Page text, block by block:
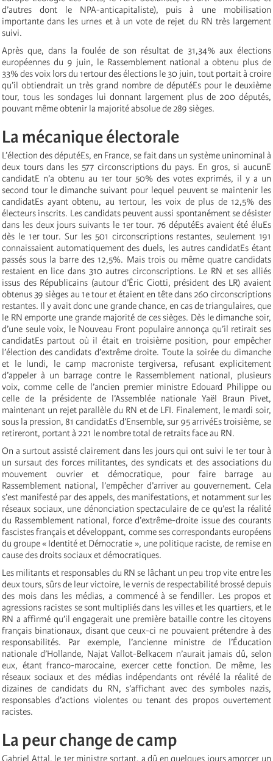
d’autres dont le NPA-anticapitaliste), puis à une mobilisation
importante dans les urnes et à un vote de rejet du RN très largement
suivi.
Après que, dans la foulée de son résultat de 31,34% aux élections
européennes du 9 juin, le Rassemblement national a obtenu plus de
33% des voix lors du 1ertour des élections le 30 juin, tout portait à croire
qu’il obtiendrait un très grand nombre de députéEs pour le deuxième
tour, tous les sondages lui donnant largement plus de 200 députés,
pouvant même obtenir la majorité absolue de 289 sièges.
La mécanique électorale
L’élection des députéEs, en France, se fait dans un système uninominal à
deux tours dans les 577 circonscriptions du pays. En gros, si aucunE
candidatE n’a obtenu au 1er tour 50% des votes exprimés, il y a un
second tour le dimanche suivant pour lequel peuvent se maintenir les
candidatEs ayant obtenu, au 1ertour, les voix de plus de 12,5% des
électeurs inscrits. Les candidats peuvent aussi spontanément se désister
dans les deux jours suivants le 1er tour. 76 députéEs avaient été éluEs
dès le 1er tour. Sur les 501 circonscriptions restantes, seulement 191
connaissaient automatiquement des duels, les autres candidatEs étant
passés sous la barre des 12,5%. Mais trois ou même quatre candidats
restaient en lice dans 310 autres circonscriptions. Le RN et ses alliés
issus des Républicains (autour d’Éric Ciotti, président des LR) avaient
obtenus 39 sièges au 1e tour et étaient en tête dans 260 circonscriptions
restantes. Il y avait donc une grande chance, en cas de triangulaires, que
le RN emporte une grande majorité de ces sièges. Dès le dimanche soir,
d’une seule voix, le Nouveau Front populaire annonça qu’il retirait ses
candidatEs partout où il était en troisième position, pour empêcher
l’élection des candidats d’extrême droite. Toute la soirée du dimanche
et le lundi, le camp macroniste tergiversa, refusant explicitement
d’appeler à un barrage contre le Rassemblement national, plusieurs
voix, comme celle de l’ancien premier ministre Edouard Philippe ou
celle de la présidente de l’Assemblée nationale Yaël Braun Pivet,
maintenant un rejet parallèle du RN et de LFI. Finalement, le mardi soir,
sous la pression, 81 candidatEs d’Ensemble, sur 95 arrivéEs troisième, se
retireront, portant à 221 le nombre total de retraits face au RN.
On a surtout assisté clairement dans les jours qui ont suivi le 1er tour à
un sursaut des forces militantes, des syndicats et des associations du
mouvement ouvrier et démocratique, pour faire barrage au
Rassemblement national, l’empêcher d’arriver au gouvernement. Cela
s’est manifesté par des appels, des manifestations, et notamment sur les
réseaux sociaux, une dénonciation spectaculaire de ce qu’est la réalité
du Rassemblement national, force d’extrême-droite issue des courants
fascistes français et développant, comme ses correspondants européens
du groupe « Identité et Démocratie », une politique raciste, de remise en
cause des droits sociaux et démocratiques.
Les militants et responsables du RN se lâchant un peu trop vite entre les
deux tours, sûrs de leur victoire, le vernis de respectabilité brossé depuis
des mois dans les médias, a commencé à se fendiller. Les propos et
agressions racistes se sont multipliés dans les villes et les quartiers, et le
RN a affirmé qu’il engagerait une première bataille contre les citoyens
français binationaux, disant que ceux-ci ne pouvaient prétendre à des
responsabilités. Par exemple, l’ancienne ministre de l’Éducation
nationale d’Hollande, Najat Vallot-Belkacem n’aurait jamais dû, selon
eux, étant franco-marocaine, exercer cette fonction. De même, les
réseaux sociaux et des médias indépendants ont révélé la réalité de
dizaines de candidats du RN, s’affichant avec des symboles nazis,
responsables d’actions violentes ou tenant des propos ouvertement
racistes.
La peur change de camp
Gabriel Attal, le 1er ministre sortant, a dû en quelques jours amorcer un